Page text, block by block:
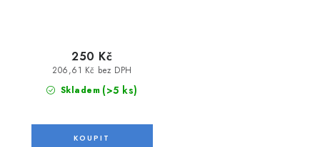
Skladem (>5 ks)
206,61 Kč bez DPH
250 Kč